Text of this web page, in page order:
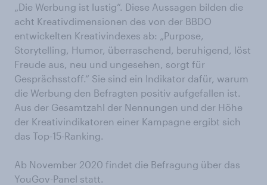
„Die Werbung ist lustig“. Diese Aussagen bilden die
acht Kreativdimensionen des von der BBDO
entwickelten Kreativindexes ab: „Purpose,
Storytelling, Humor, überraschend, beruhigend, löst
Freude aus, neu und ungesehen, sorgt für
Gesprächsstoff.“ Sie sind ein Indikator dafür, warum
die Werbung den Befragten positiv aufgefallen ist.
Aus der Gesamtzahl der Nennungen und der Höhe
der Kreativindikatoren einer Kampagne ergibt sich
das Top-15-Ranking.
Ab November 2020 findet die Befragung über das
YouGov-Panel statt.